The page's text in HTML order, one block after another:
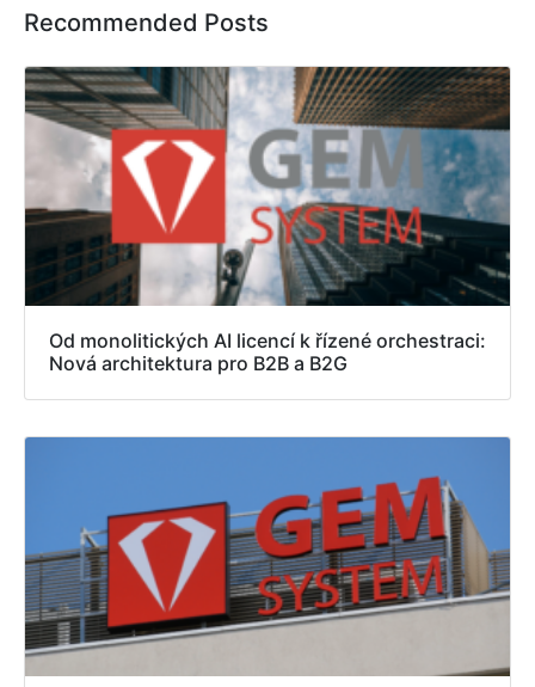
Recommended Posts
Od monolitických AI licencí k řízené orchestraci:
Nová architektura pro B2B a B2G